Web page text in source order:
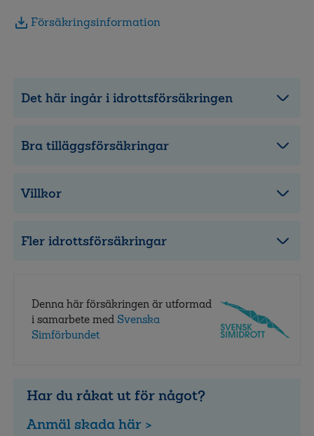
Försäkringsinformation
Det här ingår i idrottsförsäkringen
Bra tilläggsförsäkringar
Villkor
Fler idrottsförsäkringar
Denna här försäkringen är utformad
i samarbete med Svenska
Simförbundet
Har du råkat ut för något?
Anmäl skada här >